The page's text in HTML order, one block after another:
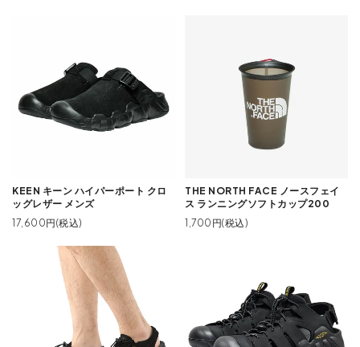
KEEN キーン ハイパーポート クロ
ッグレザー メンズ
17,600円(税込)
THE NORTH FACE ノースフェイ
ス ランニングソフトカップ200
1,700円(税込)